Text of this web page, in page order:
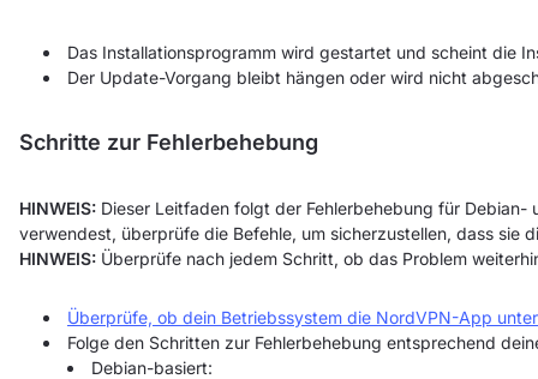
Das Installationsprogramm wird gestartet und scheint die
Der Update-Vorgang bleibt hängen oder wird nicht
Schritte zur Fehlerbehebung
HINWEIS: Dieser Leitfaden folgt der Fehlerbehebung für
verwendest, überprüfe die Befehle, um sicherzustellen, dass sie
HINWEIS: Überprüfe nach jedem Schritt, ob das Problem
Überprüfe, ob dein Betriebssystem die NordVPN-App
Folge den Schritten zur Fehlerbehebung entsprechend
Debian-basiert: